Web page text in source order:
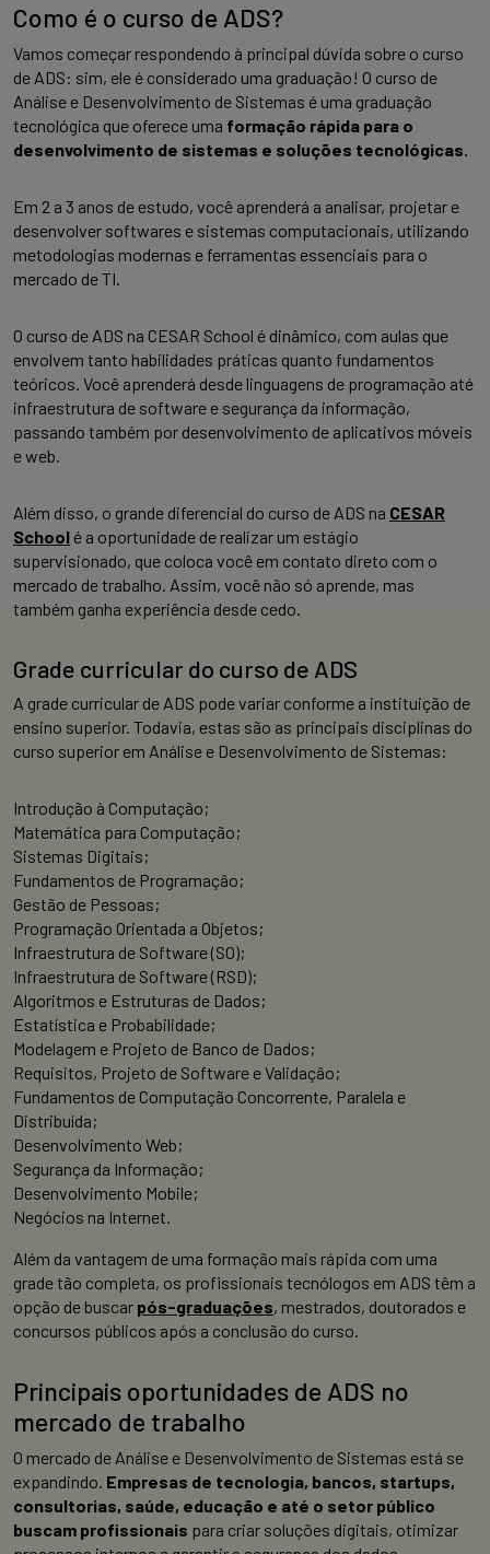
Como é o curso de ADS?
Vamos começar respondendo à principal dúvida sobre o curso
de ADS: sim, ele é considerado uma graduação! O curso de
Análise e Desenvolvimento de Sistemas é uma graduação
tecnológica que oferece uma formação rápida para o
desenvolvimento de sistemas e soluções tecnológicas.
Em 2 a 3 anos de estudo, você aprenderá a analisar, projetar e
desenvolver softwares e sistemas computacionais, utilizando
metodologias modernas e ferramentas essenciais para o
mercado de TI.
O curso de ADS na CESAR School é dinâmico, com aulas que
envolvem tanto habilidades práticas quanto fundamentos
teóricos. Você aprenderá desde linguagens de programação até
infraestrutura de software e segurança da informação,
passando também por desenvolvimento de aplicativos móveis
e web.
Além disso, o grande diferencial do curso de ADS na CESAR
School é a oportunidade de realizar um estágio
supervisionado, que coloca você em contato direto com o
mercado de trabalho. Assim, você não só aprende, mas
também ganha experiência desde cedo.
Grade curricular do curso de ADS
A grade curricular de ADS pode variar conforme a instituição de
ensino superior. Todavia, estas são as principais disciplinas do
curso superior em Análise e Desenvolvimento de Sistemas:
Introdução à Computação;
Matemática para Computação;
Sistemas Digitais;
Fundamentos de Programação;
Gestão de Pessoas;
Programação Orientada a Objetos;
Infraestrutura de Software (SO);
Infraestrutura de Software (RSD);
Algoritmos e Estruturas de Dados;
Estatística e Probabilidade;
Modelagem e Projeto de Banco de Dados;
Requisitos, Projeto de Software e Validação;
Fundamentos de Computação Concorrente, Paralela e
Distribuída;
Desenvolvimento Web;
Segurança da Informação;
Desenvolvimento Mobile;
Negócios na Internet.
Além da vantagem de uma formação mais rápida com uma
grade tão completa, os profissionais tecnólogos em ADS têm a
opção de buscar pós-graduações, mestrados, doutorados e
concursos públicos após a conclusão do curso.
Principais oportunidades de ADS no
mercado de trabalho
O mercado de Análise e Desenvolvimento de Sistemas está se
expandindo. Empresas de tecnologia, bancos, startups,
consultorias, saúde, educação e até o setor público
buscam profissionais para criar soluções digitais, otimizar